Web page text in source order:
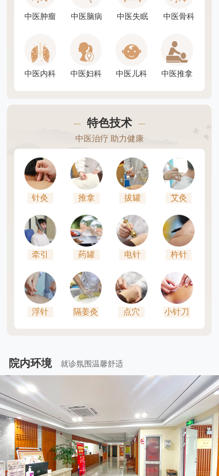
中医肿瘤 中医脑病 中医失眠 中医骨科
中医内科 中医妇科 中医儿科 中医推拿
特色技术
中医治疗 助力健康
针灸 推拿 拔罐 艾灸
牵引 药罐 电针 杵针
浮针 隔姜灸 点穴 小针刀
院内环境 就诊氛围温馨舒适